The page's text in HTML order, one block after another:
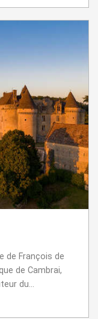
de François de
de Cambrai,
du...